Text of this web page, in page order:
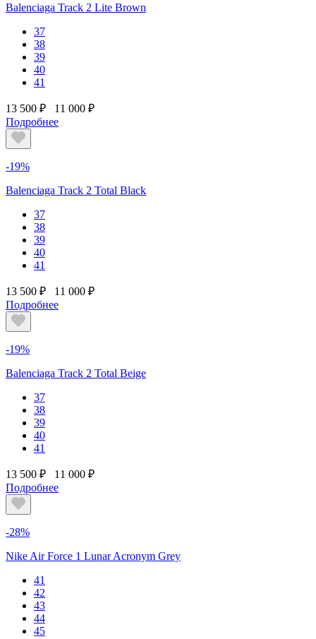
Balenciaga Track 2 Lite Brown
37
38
39
40
41
13 500 ₽
11 000 ₽
Подробнее
-19%
Balenciaga Track 2 Total Black
37
38
39
40
41
13 500 ₽
11 000 ₽
Подробнее
-19%
Balenciaga Track 2 Total Beige
37
38
39
40
41
13 500 ₽
11 000 ₽
Подробнее
-28%
Nike Air Force 1 Lunar Acronym Grey
41
42
43
44
45